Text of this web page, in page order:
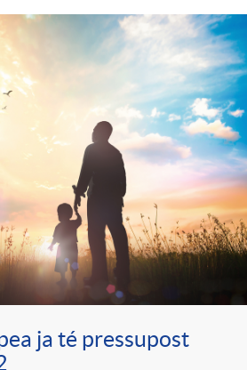
ja té pressupost